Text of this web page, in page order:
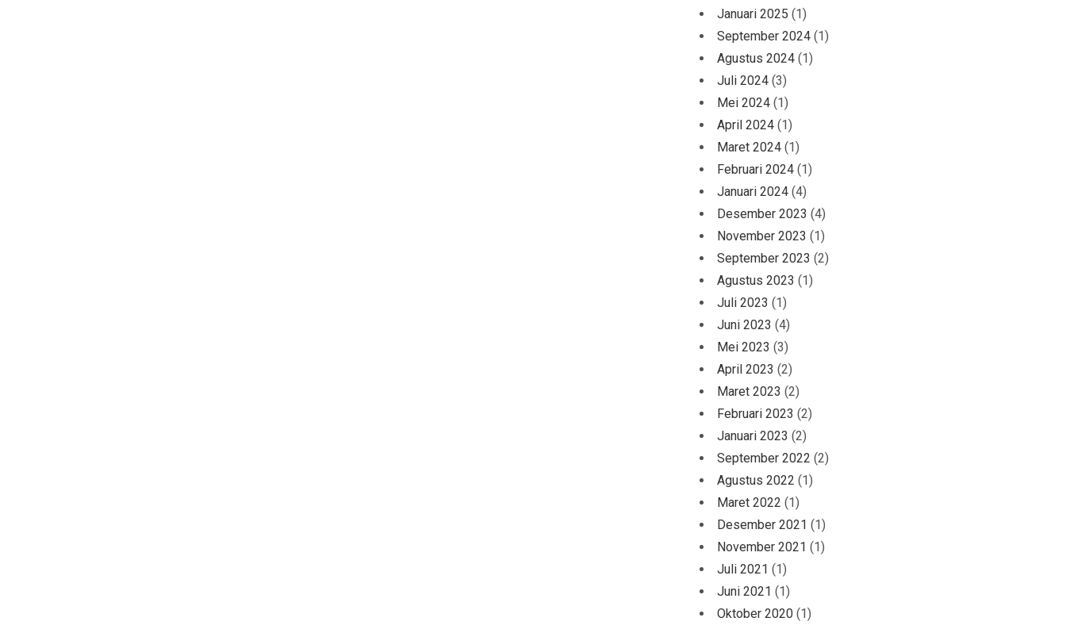
Januari 2025 (1)
September 2024 (1)
Agustus 2024 (1)
Juli 2024 (3)
Mei 2024 (1)
April 2024 (1)
Maret 2024 (1)
Februari 2024 (1)
Januari 2024 (4)
Desember 2023 (4)
November 2023 (1)
September 2023 (2)
Agustus 2023 (1)
Juli 2023 (1)
Juni 2023 (4)
Mei 2023 (3)
April 2023 (2)
Maret 2023 (2)
Februari 2023 (2)
Januari 2023 (2)
September 2022 (2)
Agustus 2022 (1)
Maret 2022 (1)
Desember 2021 (1)
November 2021 (1)
Juli 2021 (1)
Juni 2021 (1)
Oktober 2020 (1)